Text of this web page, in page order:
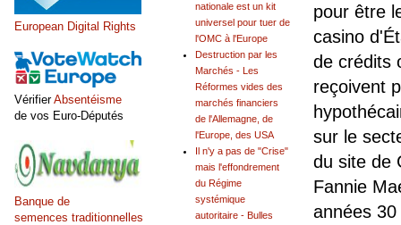
pour être
casino
de crédits
reçoivent
sur le
du site de
Fannie
années
nationale est un kit
universel pour tuer de
l'OMC à l'Europe
Destruction par les
Marchés - Les
Réformes vides des
marchés financiers
de l'Allemagne, de
l'Europe, des USA
Il n'y a pas de "Crise"
mais l'effondrement
du Régime
systémique
autoritaire - Bulles
European Digital Rights
VérifierAbsentéisme
de vos Euro-Députés
Banque de
semences traditionnelles